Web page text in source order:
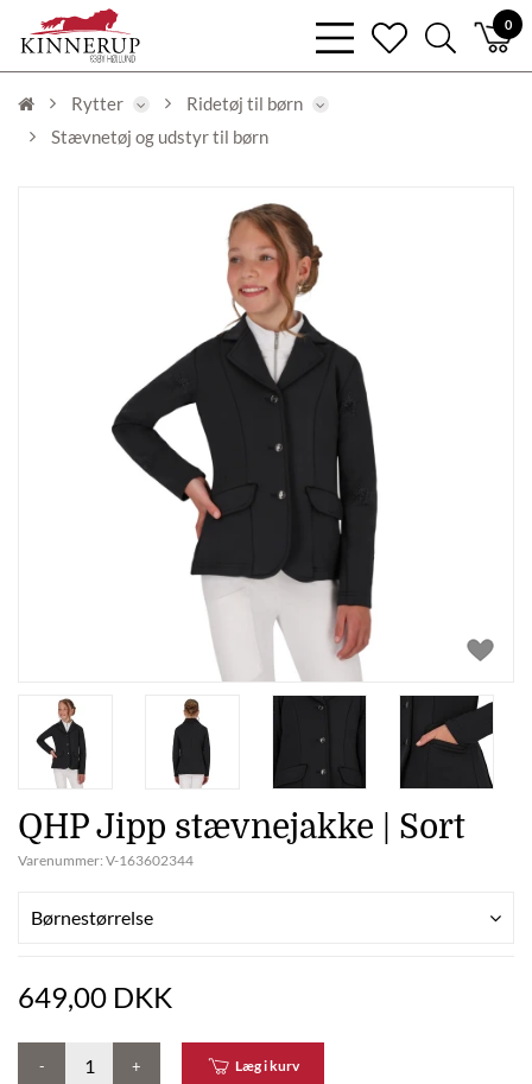
0
bars
light
heart
search
light
Rytter
Ridetøj til børn
Stævnetøj og udstyr til børn
QHP Jipp stævnejakke | Sort
Varenummer: V-163602344
Børnestørrelse
649,00 DKK
- + Læg i kurv